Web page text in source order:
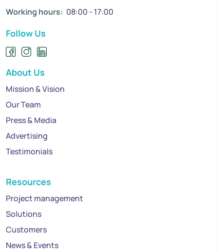
Working hours: 08:00 - 17:00
Follow Us
About Us
Mission & Vision
Our Team
Press & Media
Advertising
Testimonials
Resources
Project management
Solutions
Customers
News & Events